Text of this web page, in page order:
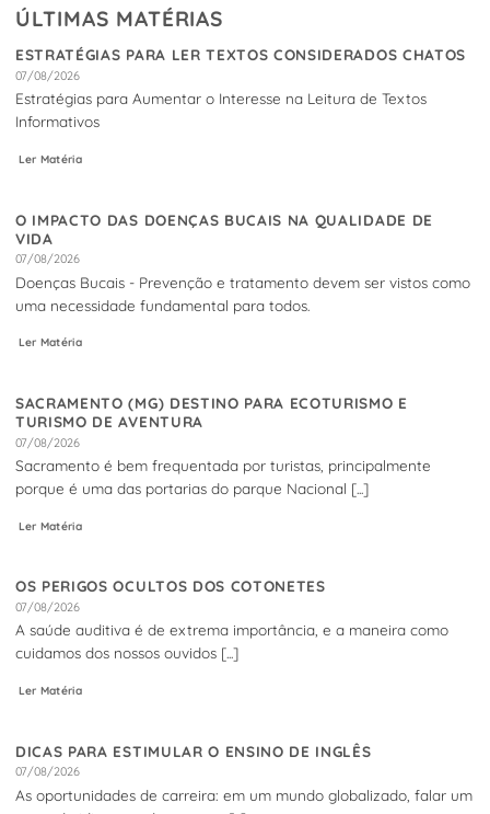
ÚLTIMAS MATÉRIAS
ESTRATÉGIAS PARA LER TEXTOS CONSIDERADOS CHATOS
07/08/2026
Estratégias para Aumentar o Interesse na Leitura de Textos
Informativos
Ler Matéria
O IMPACTO DAS DOENÇAS BUCAIS NA QUALIDADE DE
VIDA
07/08/2026
Doenças Bucais - Prevenção e tratamento devem ser vistos como
uma necessidade fundamental para todos.
Ler Matéria
SACRAMENTO (MG) DESTINO PARA ECOTURISMO E
TURISMO DE AVENTURA
07/08/2026
Sacramento é bem frequentada por turistas, principalmente
porque é uma das portarias do parque Nacional [...]
Ler Matéria
OS PERIGOS OCULTOS DOS COTONETES
07/08/2026
A saúde auditiva é de extrema importância, e a maneira como
cuidamos dos nossos ouvidos [...]
Ler Matéria
DICAS PARA ESTIMULAR O ENSINO DE INGLÊS
07/08/2026
As oportunidades de carreira: em um mundo globalizado, falar um